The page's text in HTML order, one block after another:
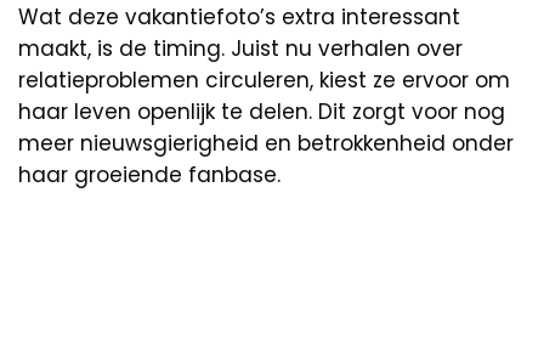
Wat deze vakantiefoto’s extra interessant
maakt, is de timing. Juist nu verhalen over
relatieproblemen circuleren, kiest ze ervoor om
haar leven openlijk te delen. Dit zorgt voor nog
meer nieuwsgierigheid en betrokkenheid onder
haar groeiende fanbase.